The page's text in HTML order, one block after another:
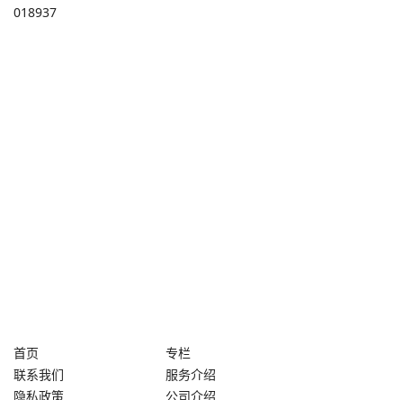
018937
首页
专栏
联系我们
服务介绍
隐私政策
公司介绍